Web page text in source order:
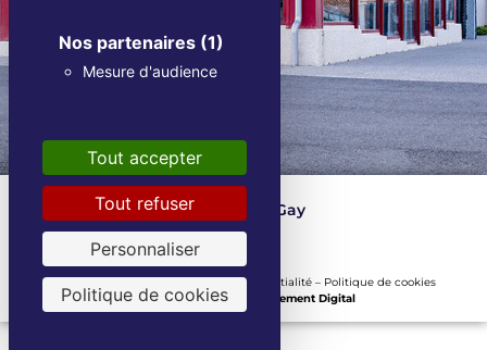
Nos partenaires (1)
Mesure d'audience
Tout accepter
Tout refuser
Personnaliser
Politique de cookies
Les Fils de Louis Gay
Depuis 1871
Mentions Légales–Politique de confidentialité – Politique de cookies
Une réalisationTout Simplement Digital